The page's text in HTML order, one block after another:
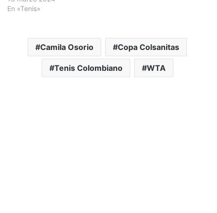
En «Tenis»
Camila Osorio Copa Colsanitas
Tenis Colombiano WTA